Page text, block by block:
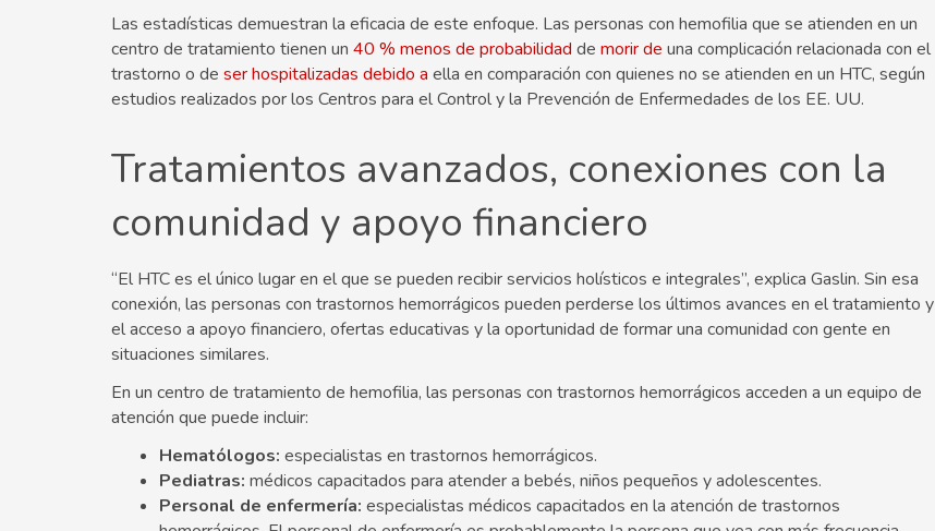
Las estadísticas demuestran la eficacia de este enfoque. Las personas con hemofilia que se atienden en un
centro de tratamiento tienen un 40 % menos de probabilidad de morir de una complicación relacionada con el
trastorno o de ser hospitalizadas debido a ella en comparación con quienes no se atienden en un HTC, según
estudios realizados por los Centros para el Control y la Prevención de Enfermedades de los EE. UU.
Tratamientos avanzados, conexiones con la
comunidad y apoyo financiero
“El HTC es el único lugar en el que se pueden recibir servicios holísticos e integrales”, explica Gaslin. Sin esa
conexión, las personas con trastornos hemorrágicos pueden perderse los últimos avances en el tratamiento y
el acceso a apoyo financiero, ofertas educativas y la oportunidad de formar una comunidad con gente en
situaciones similares.
En un centro de tratamiento de hemofilia, las personas con trastornos hemorrágicos acceden a un equipo de
atención que puede incluir:
Hematólogos: especialistas en trastornos hemorrágicos.
Pediatras: médicos capacitados para atender a bebés, niños pequeños y adolescentes.
Personal de enfermería: especialistas médicos capacitados en la atención de trastornos